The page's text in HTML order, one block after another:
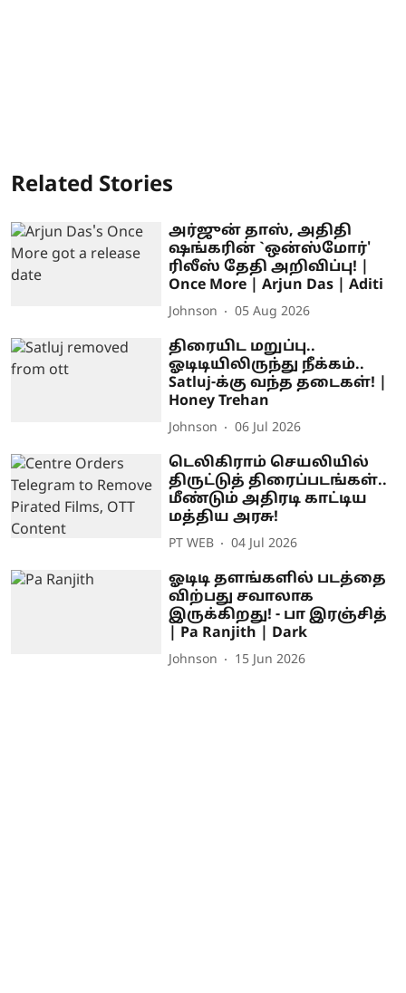
Related Stories
அர்ஜுன் தாஸ், அதிதி
ஷங்கரின் `ஒன்ஸ்மோர்'
ரிலீஸ் தேதி அறிவிப்பு! |
Once More | Arjun Das | Aditi
Johnson 05 Aug 2026
திரையிட மறுப்பு..
ஓடிடியிலிருந்து நீக்கம்..
Satluj-க்கு வந்த தடைகள்! |
Honey Trehan
Johnson 06 Jul 2026
டெலிகிராம் செயலியில்
திருட்டுத் திரைப்படங்கள்..
மீண்டும் அதிரடி காட்டிய
மத்திய அரசு!
PT WEB 04 Jul 2026
ஓடிடி தளங்களில் படத்தை
விற்பது சவாலாக
இருக்கிறது! - பா இரஞ்சித்
| Pa Ranjith | Dark
Johnson 15 Jun 2026